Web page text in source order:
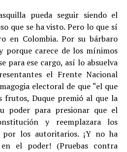
pueda seguir siendo el
que se ha visto. Pero lo que sí
en Colombia. Por su bárbaro
porque carece de los mínimos
para ese cargo, así lo absuelva
el Frente Nacional
electoral de que “el que
frutos, Duque premió al que la
poder para presionar que el
y reemplazara los
por los autoritarios. ¡Y no ha
el poder! (Pruebas contra